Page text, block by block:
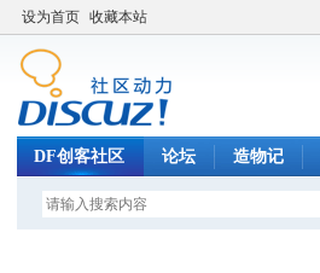
设为首页 收藏本站
DF创客社区 论坛 造物记